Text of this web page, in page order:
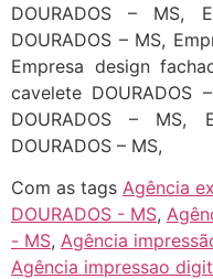
DOURADOS – MS,
DOURADOS – MS,
Empresa design
cavelete DOURADOS
DOURADOS – MS,
DOURADOS – MS,
Com as tags Agência
DOURADOS - MS,
- MS, Agência
Agência impressao